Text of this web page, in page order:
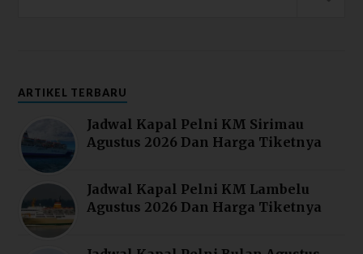
ARTIKEL TERBARU
Jadwal Kapal Pelni KM Sirimau
Agustus 2026 Dan Harga Tiketnya
Jadwal Kapal Pelni KM Lambelu
Agustus 2026 Dan Harga Tiketnya